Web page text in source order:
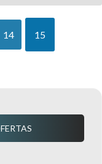
14 15